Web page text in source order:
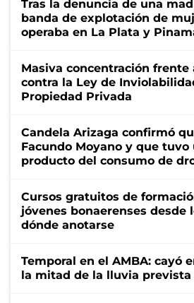
Tras la denuncia de una
banda de explotación de
operaba en La Plata y
Masiva concentración frente
contra la Ley de
Propiedad Privada
Candela Arizaga confirmó
Facundo Moyano y que tuvo
producto del consumo de
Cursos gratuitos de
jóvenes bonaerenses desde
dónde anotarse
Temporal en el AMBA: cayó
la mitad de la lluvia prevista